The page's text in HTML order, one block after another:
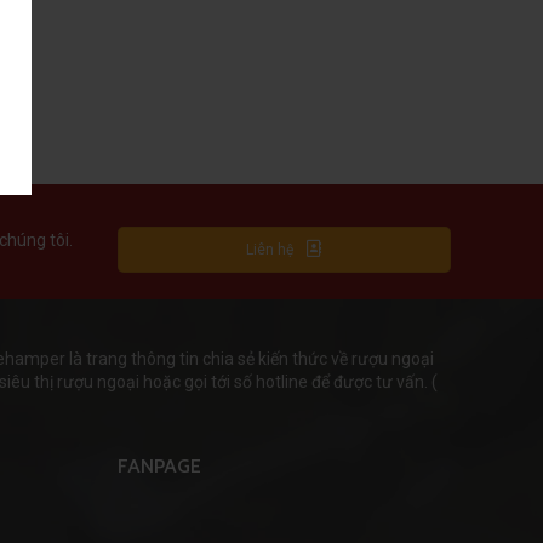
tôi. Liên hệ
là trang thông tin chia sẻ kiến thức về rượu ngoại
thị rượu ngoại hoặc gọi tới số hotline để được tư vấn. (
FANPAGE